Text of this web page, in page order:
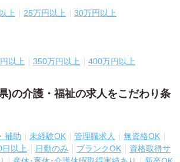
上 25万円以上 30万円以上
以上 350万円以上 400万円以上
)の介護・福祉の求人をこだわり条
補助 未経験OK 管理職求人
無資格OK
以上 日勤のみ ブランクOK
資格取得サ